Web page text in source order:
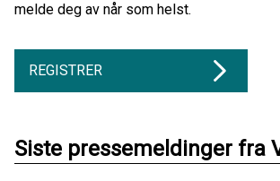
melde deg av når som helst.
REGISTRER
Siste pressemeldinger fra